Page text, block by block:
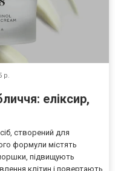
р.
еліксир,
створений для
формули містять
підвищують
клітин і повертають